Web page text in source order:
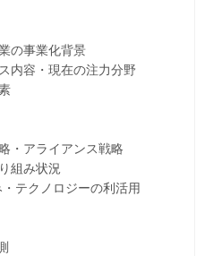
の事業化背景
容・現在の注力分野
アライアンス戦略
組み状況
テクノロジーの利活用